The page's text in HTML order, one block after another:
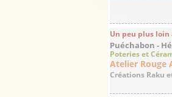
Un peu plus loin
Puéchabon -
Poteries et
Atelier Rouge
Créations Raku